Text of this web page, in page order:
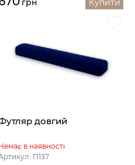
грн Купити
довгий
в наявності
П137